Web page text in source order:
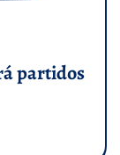
partidos